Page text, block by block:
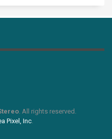
. All rights reserved.
Pixel, Inc.